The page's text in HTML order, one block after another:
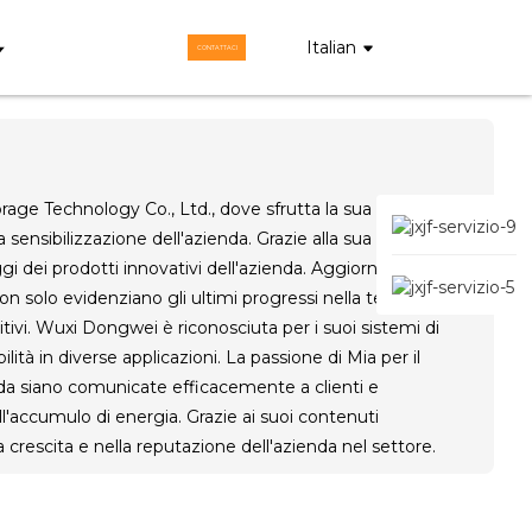
CONTATTACI Italian
Technology Co., Ltd., dove sfrutta la sua vasta
dell'azienda. Grazie alla sua profonda
dei prodotti innovativi dell'azienda. Aggiorna
solo evidenziano gli ultimi progressi nella tecnologia di
Wuxi Dongwei è riconosciuta per i suoi sistemi di
in diverse applicazioni. La passione di Mia per il
siano comunicate efficacemente a clienti e
di energia. Grazie ai suoi contenuti
e nella reputazione dell'azienda nel settore.